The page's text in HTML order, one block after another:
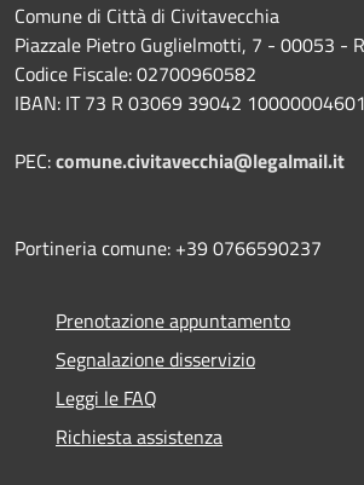
Comune di Città di Civitavecchia
Piazzale Pietro Guglielmotti, 7 - 00053 -
Codice Fiscale: 02700960582
IBAN: IT 73 R 03069 39042
PEC:comune.civitavecchia@legalmail.it
Portineria comune: +39 0766590237
Prenotazione appuntamento
Segnalazione disservizio
Leggi le FAQ
Richiesta assistenza